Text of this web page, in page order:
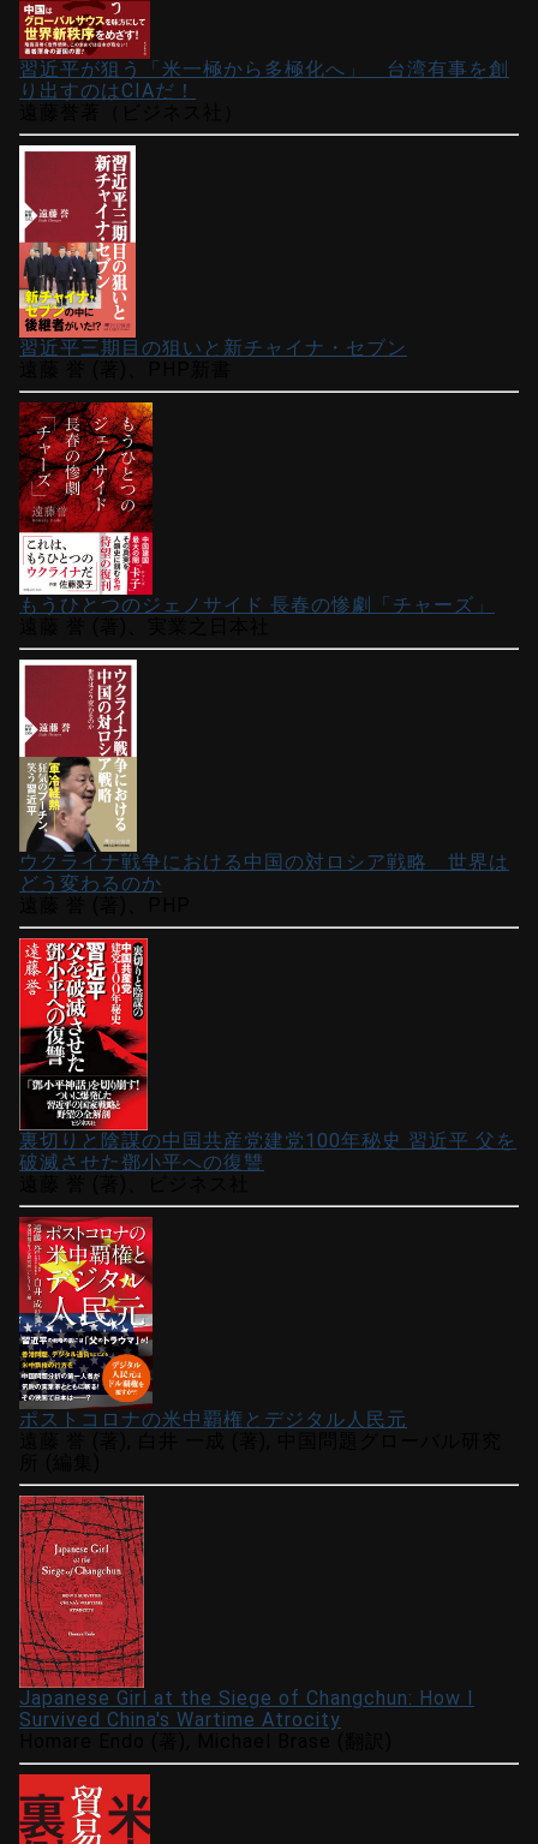
習近平が狙う「米一極から多極化へ」 台湾有事を創
り出すのはCIAだ！
習近平三期目の狙いと新チャイナ・セブン
もうひとつのジェノサイド 長春の惨劇「チャーズ」
ウクライナ戦争における中国の対ロシア戦略 世界は
どう変わるのか
裏切りと陰謀の中国共産党建党100年秘史 習近平 父を
破滅させた鄧小平への復讐
ポストコロナの米中覇権とデジタル人民元
Japanese Girl at the Siege of Changchun: How I
Survived China's Wartime Atrocity